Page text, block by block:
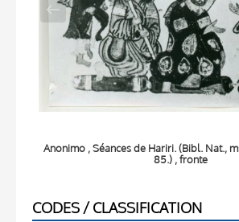
Anonimo , Séances de Hariri. (Bibl. Nat.,
85.) , fronte
CODES / CLASSIFICATION